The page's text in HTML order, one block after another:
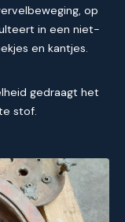
op
in een niet-
en kantjes.
gedraagt het
stof.